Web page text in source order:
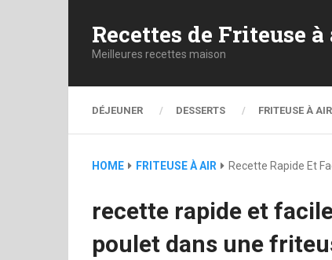
Recettes de Friteuse
Meilleures recettes maison
DÉJEUNER DESSERTS FRITEUSE À AIR
HOME FRITEUSE À AIR Recette Rapide Et
recette rapide et
poulet dans une